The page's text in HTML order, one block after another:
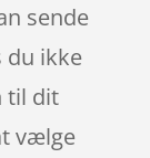
sende
du ikke
til dit
vælge